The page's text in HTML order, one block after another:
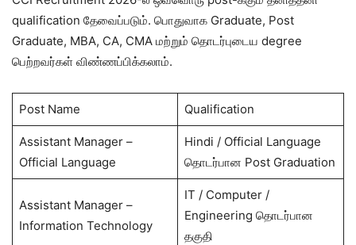
qualification தேவைப்படும். பொதுவாக Graduate, Post
Graduate, MBA, CA, CMA மற்றும் தொடர்புடைய degree
பெற்றவர்கள் விண்ணப்பிக்கலாம்.
Post Name Qualification
Assistant Manager –
Official Language
Hindi / Official Language
தொடர்பான Post Graduation
Assistant Manager –
Information Technology
IT / Computer /
Engineering தொடர்பான
தகுதி